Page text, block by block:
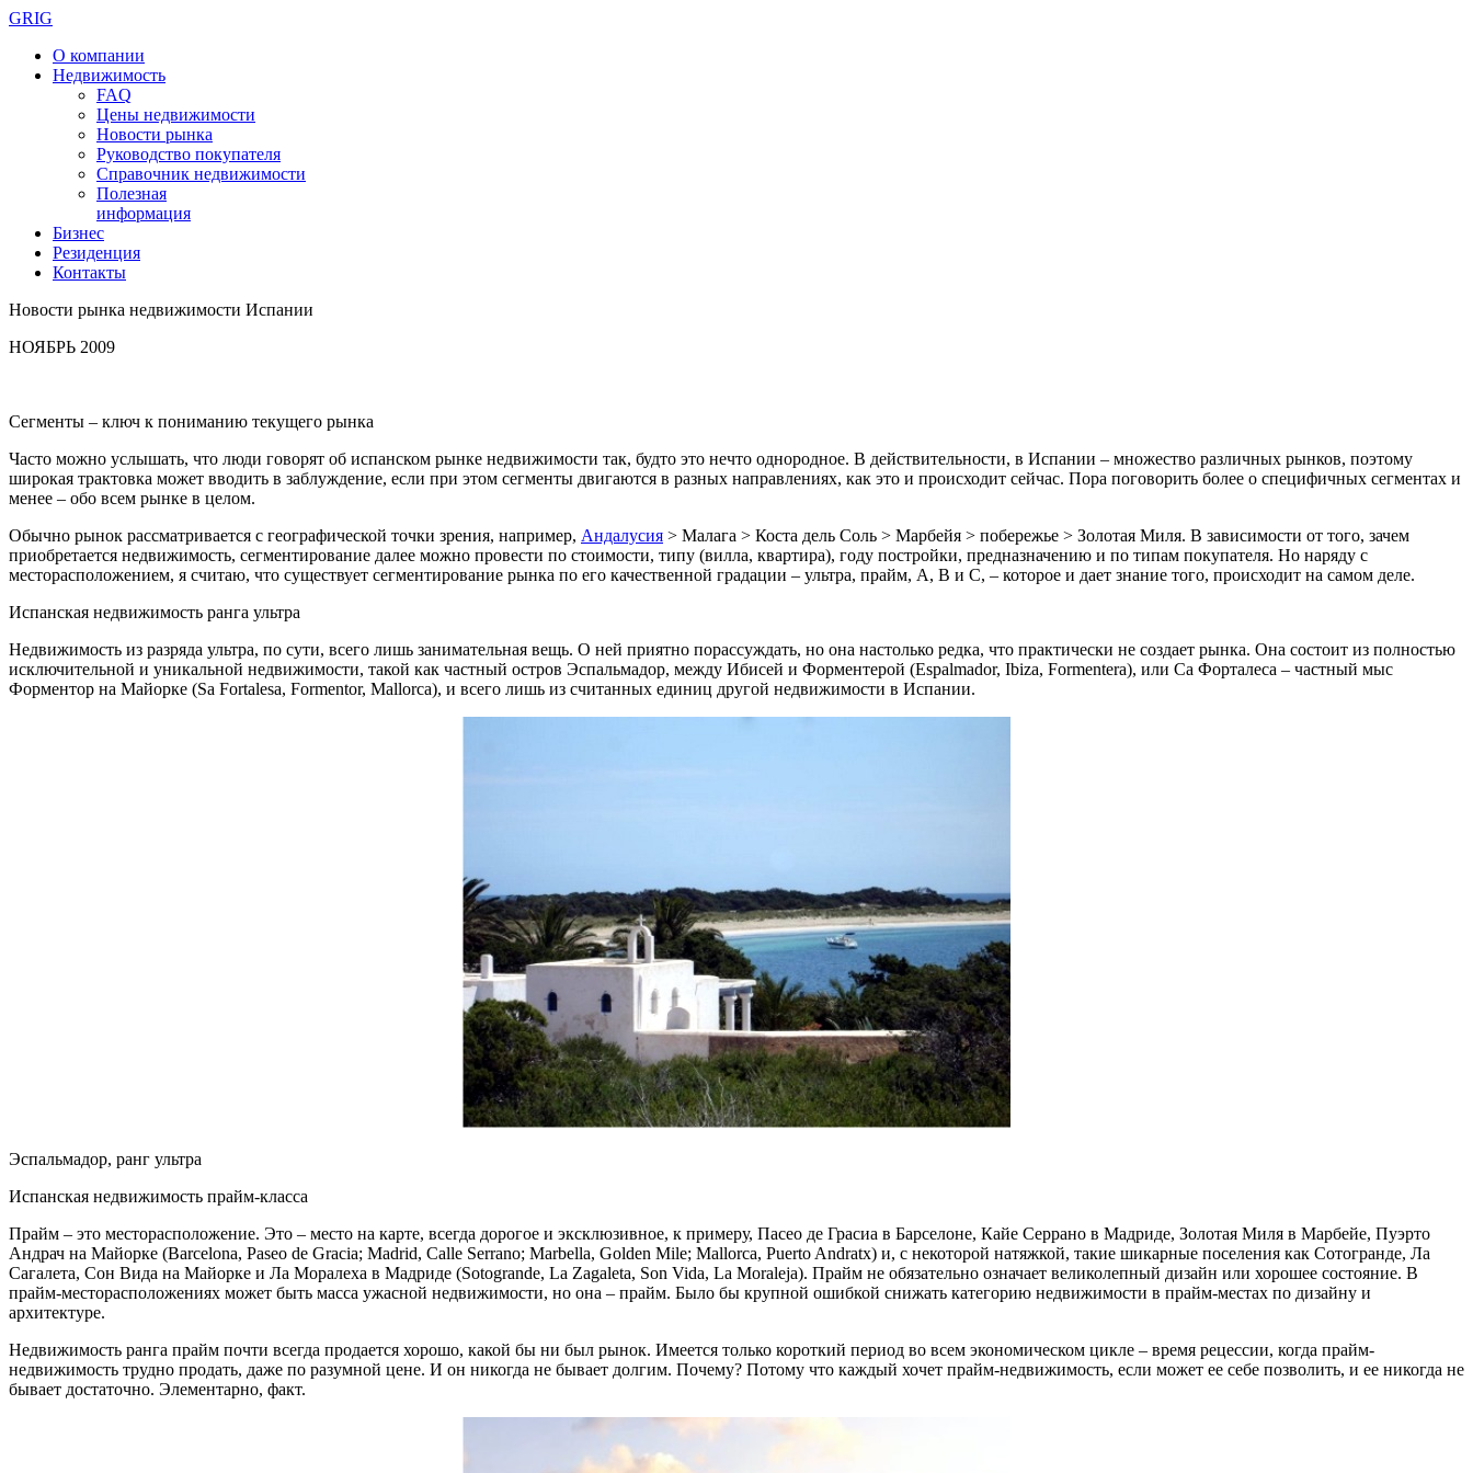
GRIG
О компании
Недвижимость
FAQ
Цены недвижимости
Новости рынка
Руководство покупателя
Справочник недвижимости
Полезная
информация
Бизнес
Резиденция
Контакты
Новости рынка недвижимости Испании
НОЯБРЬ 2009
Сегменты – ключ к пониманию текущего рынка
Часто можно услышать, что люди говорят об испанском рынке недвижимости так, будто это нечто однородное. В действительности, в Испании – множество различных рынков, поэтому
широкая трактовка может вводить в заблуждение, если при этом сегменты двигаются в разных направлениях, как это и происходит сейчас. Пора поговорить более о специфичных сегментах и
менее – обо всем рынке в целом.
Обычно рынок рассматривается с географической точки зрения, например, Андалусия > Малага > Коста дель Соль > Марбейя > побережье > Золотая Миля. В зависимости от того, зачем
приобретается недвижимость, сегментирование далее можно провести по стоимости, типу (вилла, квартира), году постройки, предназначению и по типам покупателя. Но наряду с
месторасположением, я считаю, что существует сегментирование рынка по его качественной градации – ультра, прайм, А, В и С, – которое и дает знание того, происходит на самом деле.
Испанская недвижимость ранга ультра
Недвижимость из разряда ультра, по сути, всего лишь занимательная вещь. О ней приятно порассуждать, но она настолько редка, что практически не создает рынка. Она состоит из полностью
исключительной и уникальной недвижимости, такой как частный остров Эспальмадор, между Ибисей и Форментерой (Espalmador, Ibiza, Formentera), или Са Форталеса – частный мыс
Форментор на Майорке (Sa Fortalesa, Formentor, Mallorca), и всего лишь из считанных единиц другой недвижимости в Испании.
Эспальмадор, ранг ультра
Испанская недвижимость прайм-класса
Прайм – это месторасположение. Это – место на карте, всегда дорогое и эксклюзивное, к примеру, Пасео де Грасиа в Барселоне, Кайе Серрано в Мадриде, Золотая Миля в Марбейе, Пуэрто
Андрач на Майорке (Barcelona, Paseo de Gracia; Madrid, Calle Serrano; Marbella, Golden Mile; Mallorca, Puerto Andratx) и, с некоторой натяжкой, такие шикарные поселения как Сотогранде, Ла
Сагалета, Сон Вида на Майорке и Ла Моралеха в Мадриде (Sotogrande, La Zagaleta, Son Vida, La Moraleja). Прайм не обязательно означает великолепный дизайн или хорошее состояние. В
прайм-месторасположениях может быть масса ужасной недвижимости, но она – прайм. Было бы крупной ошибкой снижать категорию недвижимости в прайм-местах по дизайну и
архитектуре.
Недвижимость ранга прайм почти всегда продается хорошо, какой бы ни был рынок. Имеется только короткий период во всем экономическом цикле – время рецессии, когда прайм-
недвижимость трудно продать, даже по разумной цене. И он никогда не бывает долгим. Почему? Потому что каждый хочет прайм-недвижимость, если может ее себе позволить, и ее никогда не
бывает достаточно. Элементарно, факт.